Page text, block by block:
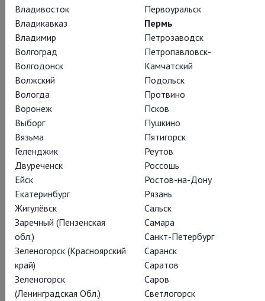
Янник: Путь артиста
Yannick: An artist's journey
Владивосток
Владикавказ
Владимир
Волгоград
Волгодонск
Волжский
Вологда
Воронеж
Выборг
Вязьма
Геленджик
Двуреченск
Ейск
Екатеринбург
Жигулёвск
Заречный (Пензенская
обл.)
Зеленогорск (Красноярский
край)
Зеленогорск
(Ленинградская Обл.)
Первоуральск
Пермь
Петрозаводск
Петропавловск-
Камчатский
Подольск
Протвино
Псков
Пушкино
Пятигорск
Реутов
Россошь
Ростов-на-Дону
Рязань
Сальск
Самара
Санкт-Петербург
Саранск
Саратов
Саров
Светлогорск